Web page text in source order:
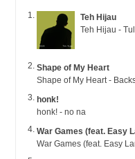
Teh Hijau
Teh Hijau -
Shape of My Heart
Shape of My Heart -
honk!
honk! - no na
War Games (feat. Easy